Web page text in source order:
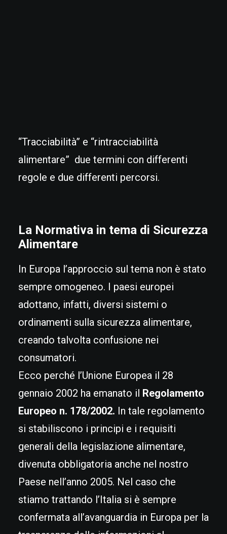
“Tracciabilità” e “rintracciabilità
alimentare” due termini con differenti
regole e due differenti percorsi.
La Normativa in tema di Sicurezza
Alimentare
In Europa l’approccio sul tema non è stato
sempre omogeneo. I paesi europei
adottano, infatti, diversi sistemi o
ordinamenti sulla sicurezza alimentare,
creando talvolta confusione nei
consumatori.
Ecco perché l’Unione Europea il 28
gennaio 2002 ha emanato il Regolamento
Europeo n. 178/2002. In tale regolamento
si stabiliscono i principi e i requisiti
generali della legislazione alimentare,
divenuta obbligatoria anche nel nostro
Paese nell’anno 2005. Nel caso che
stiamo trattando l’Italia si è sempre
confermata all’avanguardia in Europa per la